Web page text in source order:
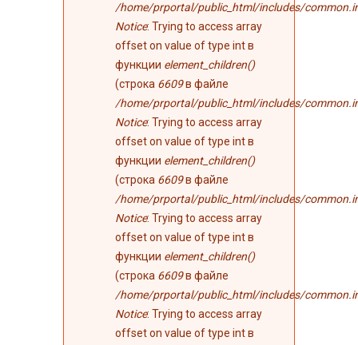
/home/prportal/public_html/includes/
Notice: Trying to access array
offset on value of type int в
функции element_children()
(строка 6609в файле
/home/prportal/public_html/includes/
Notice: Trying to access array
offset on value of type int в
функции element_children()
(строка 6609в файле
/home/prportal/public_html/includes/
Notice: Trying to access array
offset on value of type int в
функции element_children()
(строка 6609в файле
/home/prportal/public_html/includes/
Notice: Trying to access array
offset on value of type int в